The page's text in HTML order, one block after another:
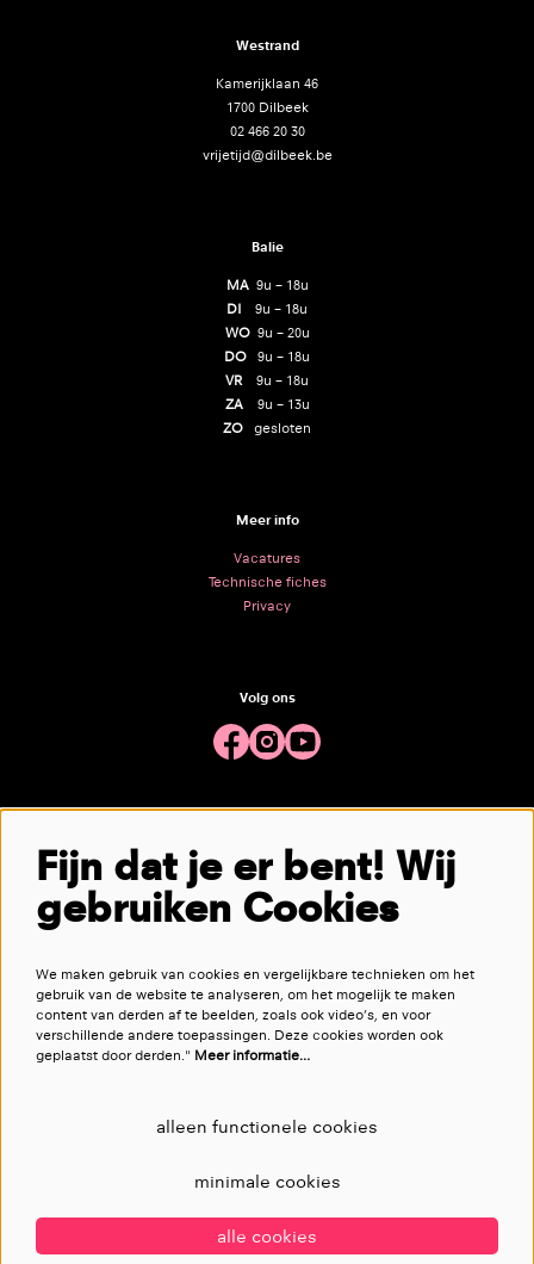
Westrand
Kamerijklaan 46
1700 Dilbeek
02 466 20 30
vrijetijd@dilbeek.be
Balie
MA 9u – 18u
DI 9u – 18u
WO9u – 20u
DO 9u – 18u
VR 9u – 18u
ZA
9u – 13u
ZO gesloten
Meer info
Vacatures
Technische fiches
Privacy
Volg ons
Meld je aan voor de nieuwsbrief
aanmelden
Deze site wordt beschermd door reCAPTCHA, dataverwerking gebeurt in overeenstemming met de
Cloud Data Processing
Addendumvan Google.
Fijn dat je er bent! Wij
gebruiken Cookies
We maken gebruik van cookies en vergelijkbare technieken om het
gebruik van de website te analyseren, om het mogelijk te maken
content van derden af te beelden, zoals ook video’s, en voor
verschillende andere toepassingen. Deze cookies worden ook
geplaatst door derden." Meer informatie…
alleen functionele cookies
minimale cookies
alle cookies